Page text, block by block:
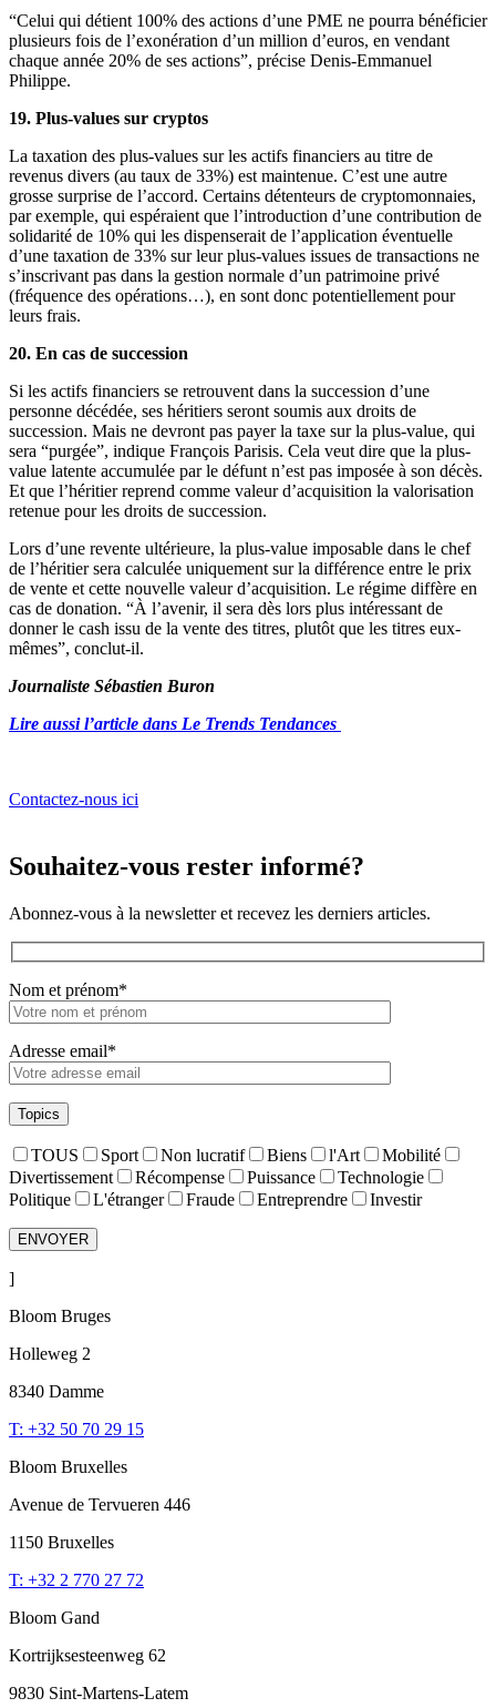
“Celui qui détient 100% des actions d’une PME ne pourra bénéficier
plusieurs fois de l’exonération d’un million d’euros, en vendant
chaque année 20% de ses actions”, précise Denis-Emmanuel
Philippe.
19. Plus-values sur cryptos
La taxation des plus-values sur les actifs financiers au titre de
revenus divers (au taux de 33%) est maintenue. C’est une autre
grosse surprise de l’accord. Certains détenteurs de cryptomonnaies,
par exemple, qui espéraient que l’introduction d’une contribution de
solidarité de 10% qui les dispenserait de l’application éventuelle
d’une taxation de 33% sur leur plus-values issues de transactions ne
s’inscrivant pas dans la gestion normale d’un patrimoine privé
(fréquence des opérations…), en sont donc potentiellement pour
leurs frais.
20. En cas de succession
Si les actifs financiers se retrouvent dans la succession d’une
personne décédée, ses héritiers seront soumis aux droits de
succession. Mais ne devront pas payer la taxe sur la plus-value, qui
sera “purgée”, indique François Parisis. Cela veut dire que la plus-
value latente accumulée par le défunt n’est pas imposée à son décès.
Et que l’héritier reprend comme valeur d’acquisition la valorisation
retenue pour les droits de succession.
Lors d’une revente ultérieure, la plus-value imposable dans le chef
de l’héritier sera calculée uniquement sur la différence entre le prix
de vente et cette nouvelle valeur d’acquisition. Le régime diffère en
cas de donation. “À l’avenir, il sera dès lors plus intéressant de
donner le cash issu de la vente des titres, plutôt que les titres eux-
mêmes”, conclut-il.
Journaliste Sébastien Buron
Lire aussi l’article dans Le Trends Tendances
Contactez-nous ici
Souhaitez-vous rester informé?
Abonnez-vous à la newsletter et recevez les derniers articles.
Nom et prénom*
Adresse email*
Topics
TOUS Sport Non lucratif Biens l'Art
Mobilité
Divertissement
Récompense Puissance
Technologie
Politique
L'étranger Fraude Entreprendre Investir
]
Bloom Bruges
Holleweg 2
8340 Damme
T: +32 50 70 29 15
Bloom Bruxelles
Avenue de Tervueren 446
1150 Bruxelles
T: +32 2 770 27 72
Bloom Gand
Kortrijksesteenweg 62
9830 Sint-Martens-Latem